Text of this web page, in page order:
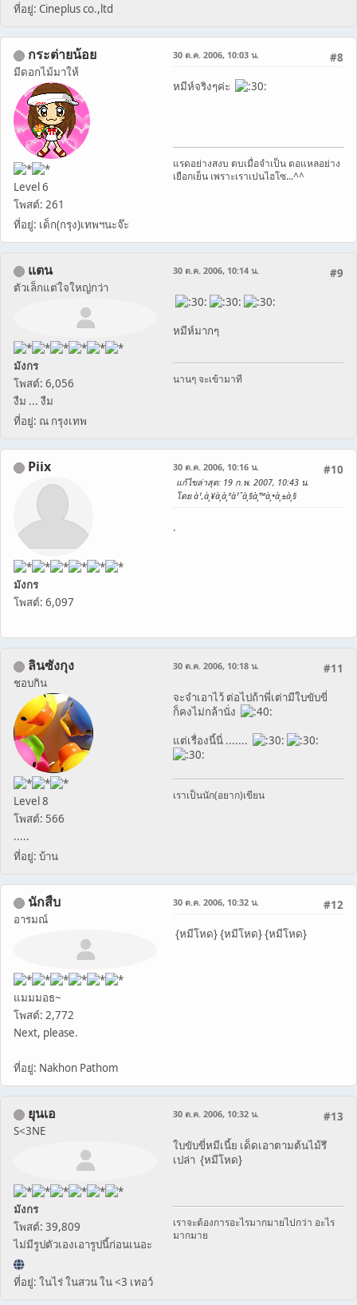
ที่อยู่: Cineplus co.,ltd
กระต่ายน้อย
มีดอกไม้มาให้
Level 6
โพสต์: 261
ที่อยู่: เด็ก(กรุง)เทพฯนะจ๊ะ
#8
30 ต.ค. 2006, 10:03 น.
หมีห์จริงๆค่ะ
แรดอย่างสงบ ตบเมื่อจำเป็น ตอแหลอย่าง
เยือกเย็น เพราะเราเปนไฮโซ...^^
แตน
ตัวเล็กแต่ใจใหญ่กว่า
มังกร
โพสต์: 6,056
งืม ... งืม
ที่อยู่: ณ กรุงเทพ
#9
30 ต.ค. 2006, 10:14 น.
หมีห์มากๆ
นานๆ จะเข้ามาที
Piix
มังกร
โพสต์: 6,097
#10
30 ต.ค. 2006, 10:16 น.
แก้ไขล่าสุด: 19 ก.พ. 2007, 10:43 น.
โดย à¹‚à¸¥à¸à¸ªà¹ˆà¸§à¸™à¸•à¸±à¸§
.
ลินซังกุง
ชอบกิน
Level 8
โพสต์: 566
.....
ที่อยู่: บ้าน
#11
30 ต.ค. 2006, 10:18 น.
จะจำเอาไว้ ต่อไปถ้าพี่เต่ามีใบขับขี่
ก็คงไม่กล้านั่ง
แต่เรื่องนี้นี่ .......
เราเป็นนัก(อยาก)เขียน
นักสืบ
อารมณ์
แมมมอธ~
โพสต์: 2,772
Next, please.
ที่อยู่: Nakhon Pathom
#12
30 ต.ค. 2006, 10:32 น.
{หมีโหด} {หมีโหด} {หมีโหด}
ยุนเอ
S<3NE
มังกร
โพสต์: 39,809
ไม่มีรูปตัวเองเอารูปนี้ก่อนเนอะ
ที่อยู่: ในไร่ ในสวน ใน <3 เทอว์
#13
30 ต.ค. 2006, 10:32 น.
ใบขับขี่หมีเนี้ย เด็ดเอาตามต้นไม้รึ
เปล่า {หมีโหด}
เราจะต้องการอะไรมากมายไปกว่า อะไร
มากมาย